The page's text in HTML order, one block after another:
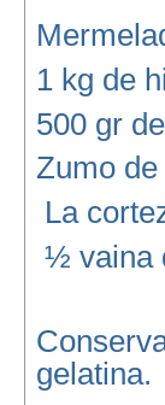
1 kg de
500 gr
Zumo
La
½ vaina
gelatina.